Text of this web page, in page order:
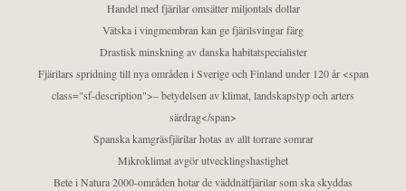
Handel med fjärilar omsätter miljontals dollar
Vätska i vingmembran kan ge fjärilsvingar färg
Drastisk minskning av danska habitatspecialister
Fjärilars spridning till nya områden i Sverige och Finland under 120 år <span
class="sf-description">– betydelsen av klimat, landskapstyp och arters
särdrag</span>
Spanska kamgräsfjärilar hotas av allt torrare somrar
Mikroklimat avgör utvecklingshastighet
Bete i Natura 2000-områden hotar de väddnätfjärilar som ska skyddas